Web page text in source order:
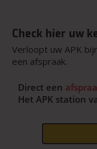
Check hier uw
Verloopt uw APK
een afspraak.
Direct een
Het APK station